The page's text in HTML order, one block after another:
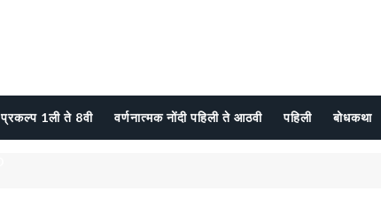
प्रकल्प 1ली ते 8वी वर्णनात्मक नोंदी पहिली ते आठवी पहिली बोधकथा